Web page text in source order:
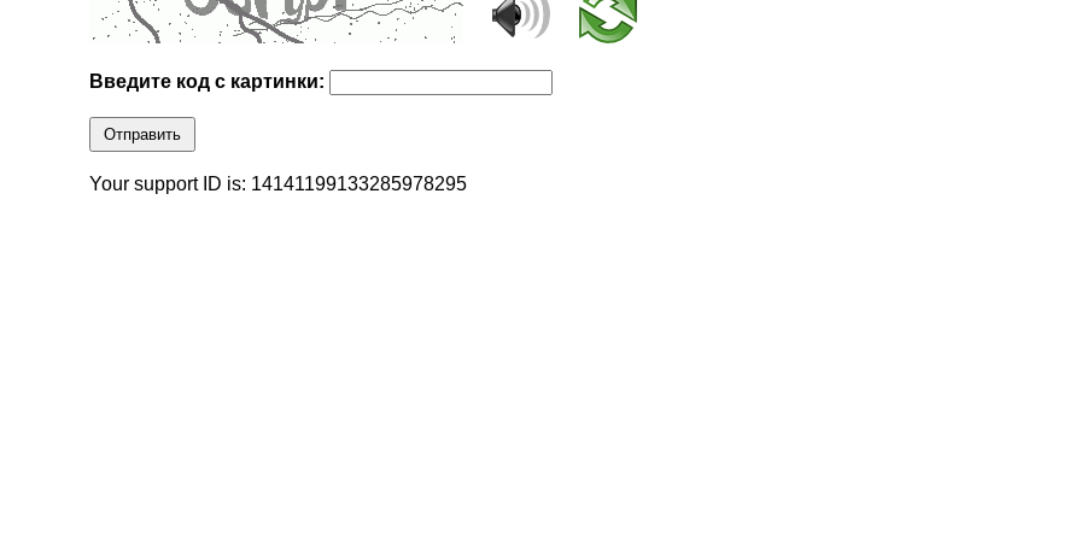
Введите код с картинки:
Отправить
Your support ID is: 14141199133285978295